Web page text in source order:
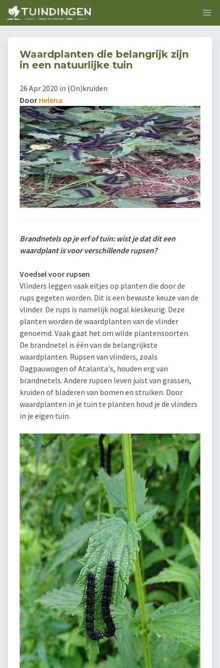
Waardplanten die belangrijk zijn
in een natuurlijke tuin
26 Apr 2020 in (On)kruiden
Door Helena
Brandnetels op je erf of tuin: wist je dat dit een
waardplant is voor verschillende rupsen?
Voedsel voor rupsen
Vlinders leggen vaak eitjes op planten die door de
rups gegeten worden. Dit is een bewuste keuze van de
vlinder. De rups is namelijk nogal kieskeurig. Deze
planten worden de waardplanten van de vlinder
genoemd. Vaak gaat het om wilde plantensoorten.
De brandnetel is één van de belangrijkste
waardplanten. Rupsen van vlinders, zoals
Dagpauwogen of Atalanta's, houden erg van
brandnetels. Andere rupsen leven juist van grassen,
kruiden of bladeren van bomen en struiken. Door
waardplanten in je tuin te planten houd je de vlinders
in je eigen tuin.